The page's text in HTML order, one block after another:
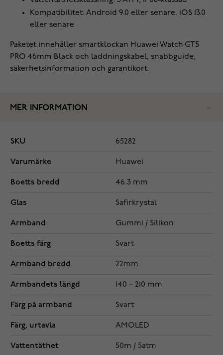
Kompatibilitet: Android 9.0 eller senare. iOS 13.0
eller senare
Paketet innehåller smartklockan Huawei Watch GT5
PRO 46mm Black och laddningskabel, snabbguide,
säkerhetsinformation och garantikort.
MER INFORMATION
SKU 65282
Varumärke Huawei
Boetts bredd 46.3 mm
Glas Safirkrystal
Armband Gummi / Silikon
Boetts färg Svart
Armband bredd 22mm
Armbandets längd 140 – 210 mm
Färg på armband Svart
Färg, urtavla AMOLED
Vattentäthet 50m / 5atm